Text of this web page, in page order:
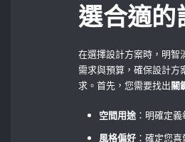
選合適的
在選擇設計方案時，明智
需求與預算，確保設計方
求。首先，您需要找出關
空間用途 ：明確定
風格偏好 ：確定您